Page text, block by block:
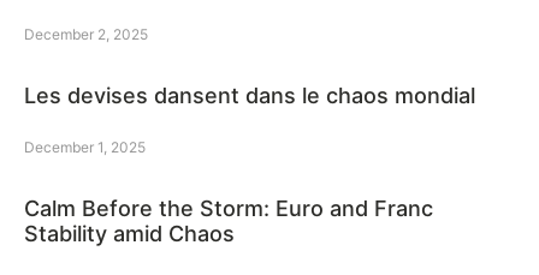
December 2, 2025
Les devises dansent dans le chaos mondial
December 1, 2025
Calm Before the Storm: Euro and Franc
Stability amid Chaos